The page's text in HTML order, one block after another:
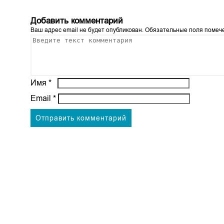
Добавить комментарий
Ваш адрес email не будет опубликован. Обязательные поля
Имя*
Email*